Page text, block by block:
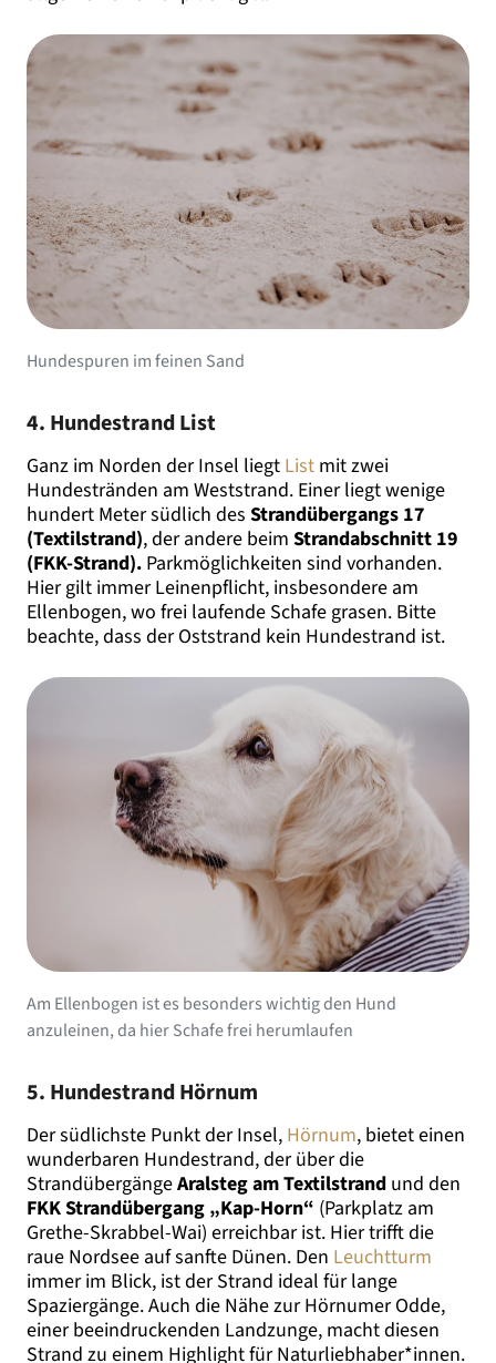
Hundespuren im feinen Sand
4. Hundestrand List
Ganz im Norden der Insel liegt List mit zwei
Hundestränden am Weststrand. Einer liegt wenige
hundert Meter südlich des Strandübergangs 17
(Textilstrand), der andere beim Strandabschnitt 19
(FKK-Strand). Parkmöglichkeiten sind vorhanden.
Hier gilt immer Leinenpflicht, insbesondere am
Ellenbogen, wo frei laufende Schafe grasen. Bitte
beachte, dass der Oststrand kein Hundestrand ist.
Am Ellenbogen ist es besonders wichtig den Hund
anzuleinen, da hier Schafe frei herumlaufen
5. Hundestrand Hörnum
Der südlichste Punkt der Insel, Hörnum, bietet einen
wunderbaren Hundestrand, der über die
StrandübergängeAralsteg am Textilstrand und den
FKK Strandübergang „Kap-Horn“ (Parkplatz am
Grethe-Skrabbel-Wai) erreichbar ist. Hier trifft die
raue Nordsee auf sanfte Dünen. Den Leuchtturm
immer im Blick, ist der Strand ideal für lange
Spaziergänge. Auch die Nähe zur Hörnumer Odde,
einer beeindruckenden Landzunge, macht diesen
Strand zu einem Highlight für Naturliebhaber*innen.